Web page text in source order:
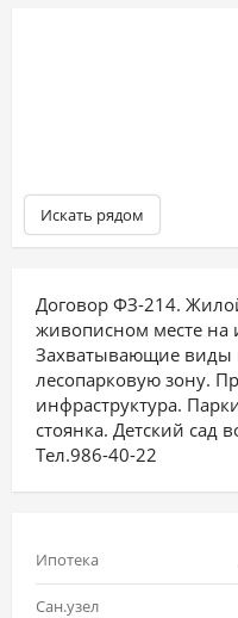
Искать рядом
Договор ФЗ-214.
живописном месте на
Захватывающие виды
лесопарковую зону.
инфраструктура.
стоянка. Детский сад
Тел.986-40-22
Ипотека
Сан.узел